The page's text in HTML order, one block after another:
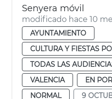
Senyera móvil
modificado hace 10
AYUNTAMIENTO
CULTURA Y FIESTAS
TODAS LAS
VALENCIA
EN
NORMAL
9